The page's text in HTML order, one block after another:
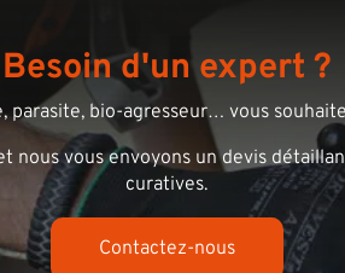
Besoin d'un expert ?
parasite, bio-agresseur… vous
nous vous envoyons un devis
curatives.
Contactez-nous